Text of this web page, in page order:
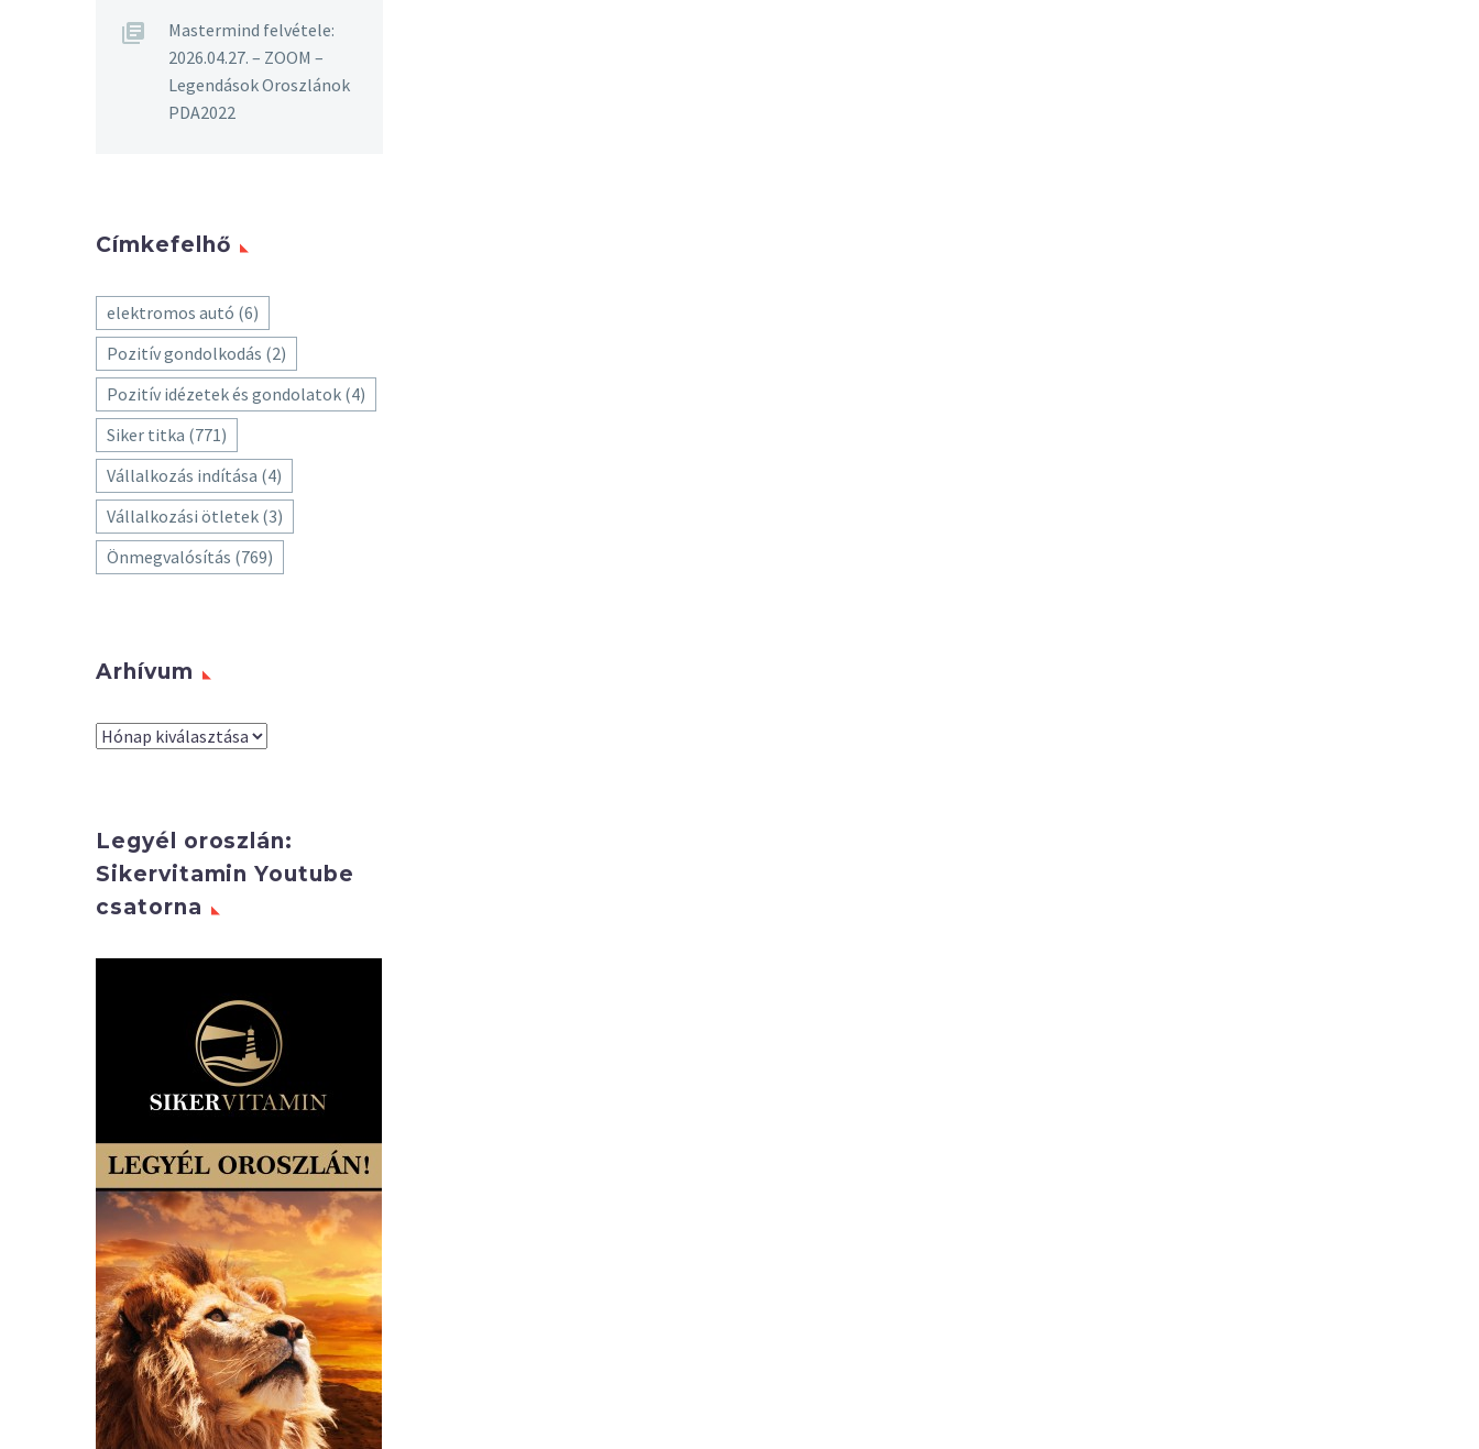
Mastermind felvétele:
2026.04.27. – ZOOM –
Legendások Oroszlánok
PDA2022
Címkefelhő
elektromos autó (6)
Pozitív gondolkodás (2)
Pozitív idézetek és gondolatok (4)
Siker titka (771)
Vállalkozás indítása (4)
Vállalkozási ötletek (3)
Önmegvalósítás (769)
Arhívum
Arhívum
Legyél oroszlán:
Sikervitamin Youtube
csatorna